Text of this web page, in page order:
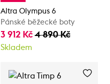
Altra Olympus 6
Pánské běžecké boty
3 912 Kč 4 890 Kč
Skladem